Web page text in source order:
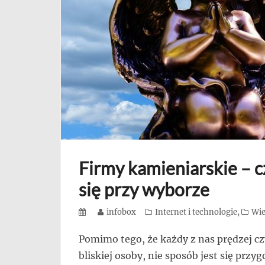
uczą
innych
przedsiębiorczości
Firmy kamieniarskie –
się przy wyborze
PostedAuthor
infobox Categories
Internet i technologie,
Pomimo tego, że każdy z nas prędzej
bliskiej osoby, nie sposób jest się